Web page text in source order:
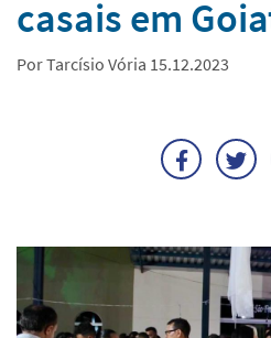
casais em
Por Tarcísio Vória 15.12.2023
Facebook